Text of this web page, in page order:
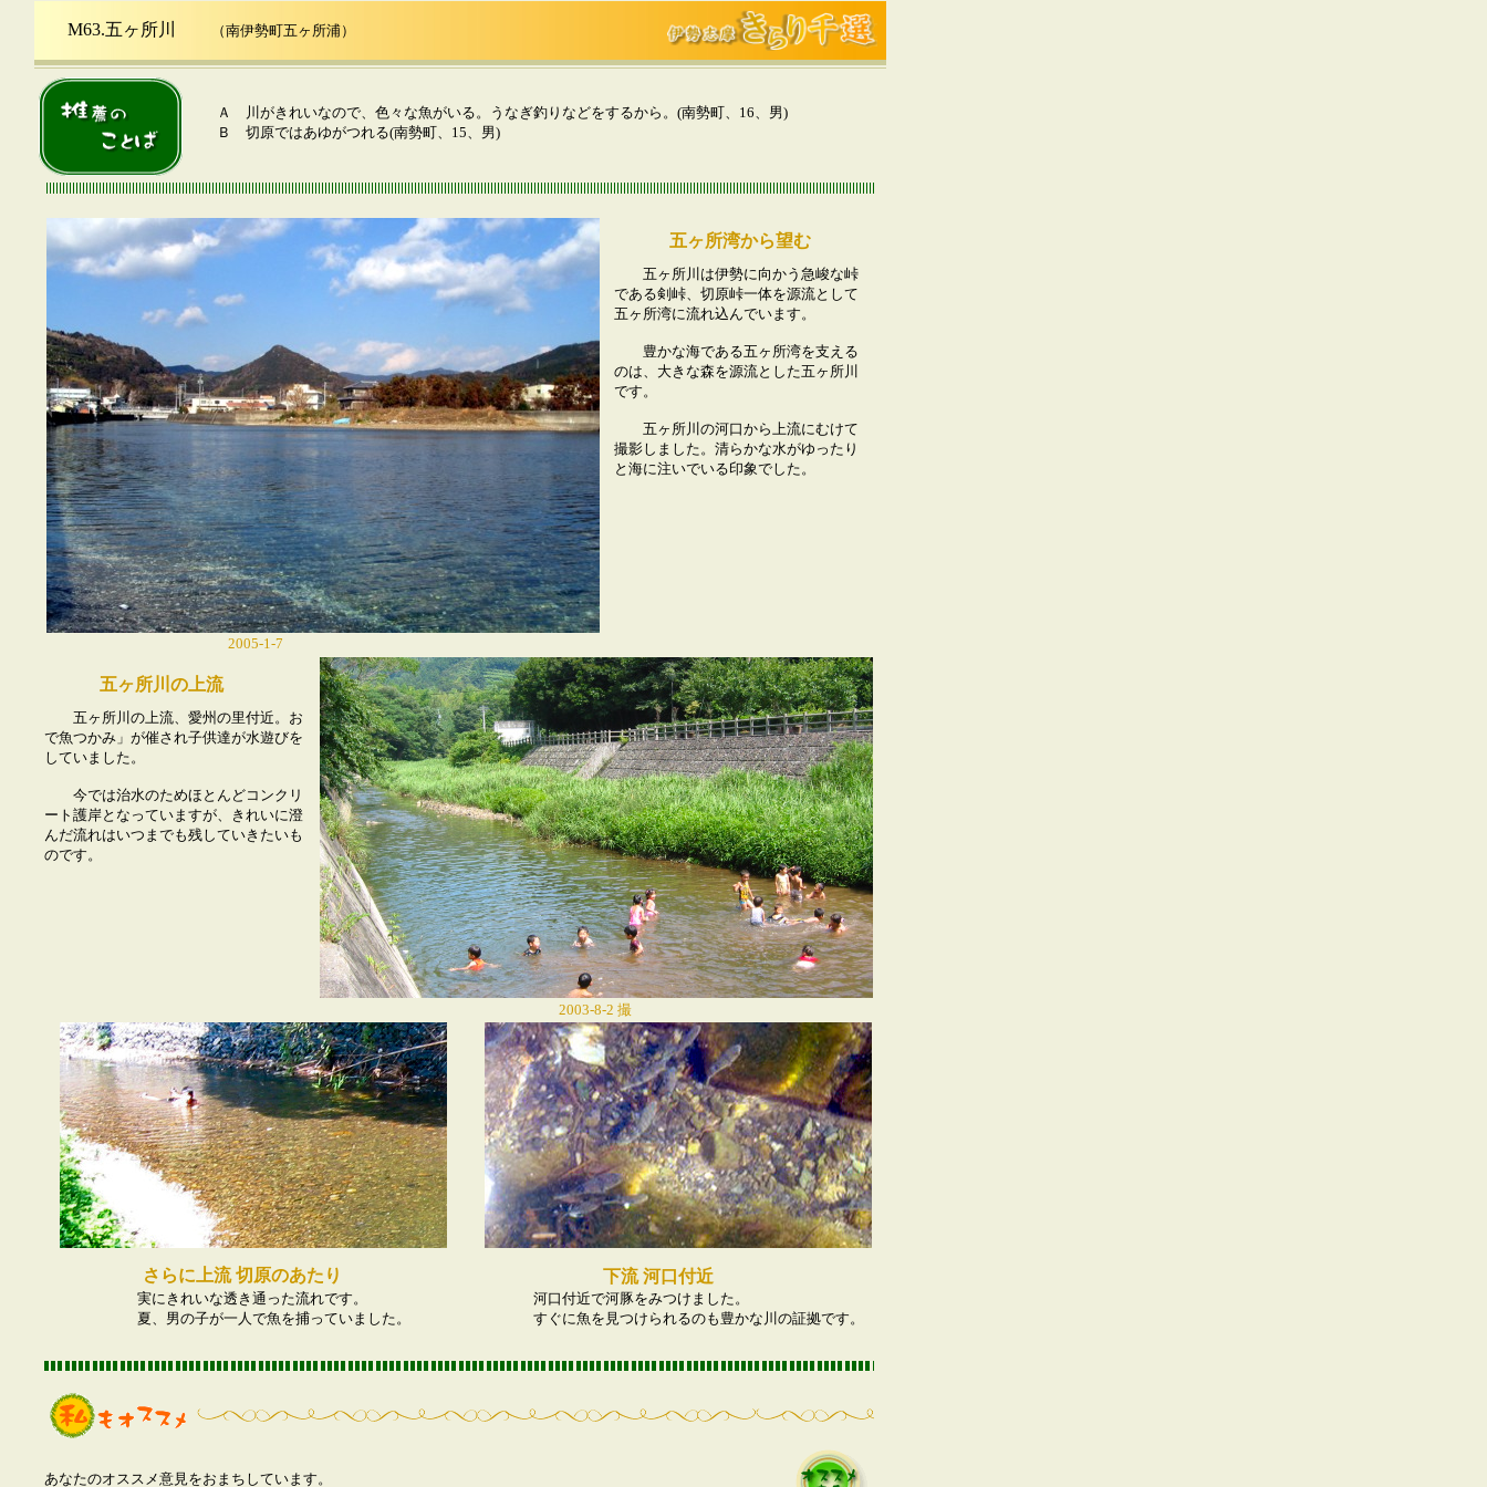
M63.五ヶ所川 （南伊勢町五ヶ所浦）
Ａ 川がきれいなので、色々な魚がいる。うなぎ釣りなどをするから。(南勢町、16、男)
Ｂ 切原ではあゆがつれる(南勢町、15、男)
2005-1-7
五ヶ所湾から望む
五ヶ所川は伊勢に向かう急峻な峠
である剣峠、切原峠一体を源流として
五ヶ所湾に流れ込んでいます。
豊かな海である五ヶ所湾を支える
のは、大きな森を源流とした五ヶ所川
です。
五ヶ所川の河口から上流にむけて
撮影しました。清らかな水がゆったり
と海に注いでいる印象でした。
2003-8-2 撮
影
五ヶ所川の上流
五ヶ所川の上流、愛州の里付近。お
で魚つかみ」が催され子供達が水遊びを
していました。
今では治水のためほとんどコンクリ
ート護岸となっていますが、きれいに澄
んだ流れはいつまでも残していきたいも
のです。
実にきれいな透き通った流れです。
夏、男の子が一人で魚を捕っていました。
河口付近で河豚をみつけました。
すぐに魚を見つけられるのも豊かな川の証拠です。
さらに上流 切原のあたり 下流 河口付近
あなたのオススメ意見をおまちしています。